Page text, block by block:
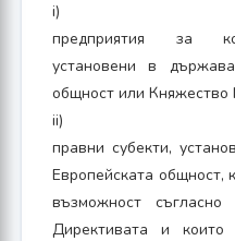
i)
предприятия за
установени в
общност или Княжество
ii)
правни субекти,
Европейската общност,
възможност
Директивата и които